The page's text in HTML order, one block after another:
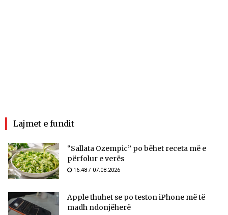
Lajmet e fundit
“Sallata Ozempic” po bëhet receta më e
përfolur e verës
16:48 / 07.08.2026
Apple thuhet se po teston iPhone më të
madh ndonjëherë